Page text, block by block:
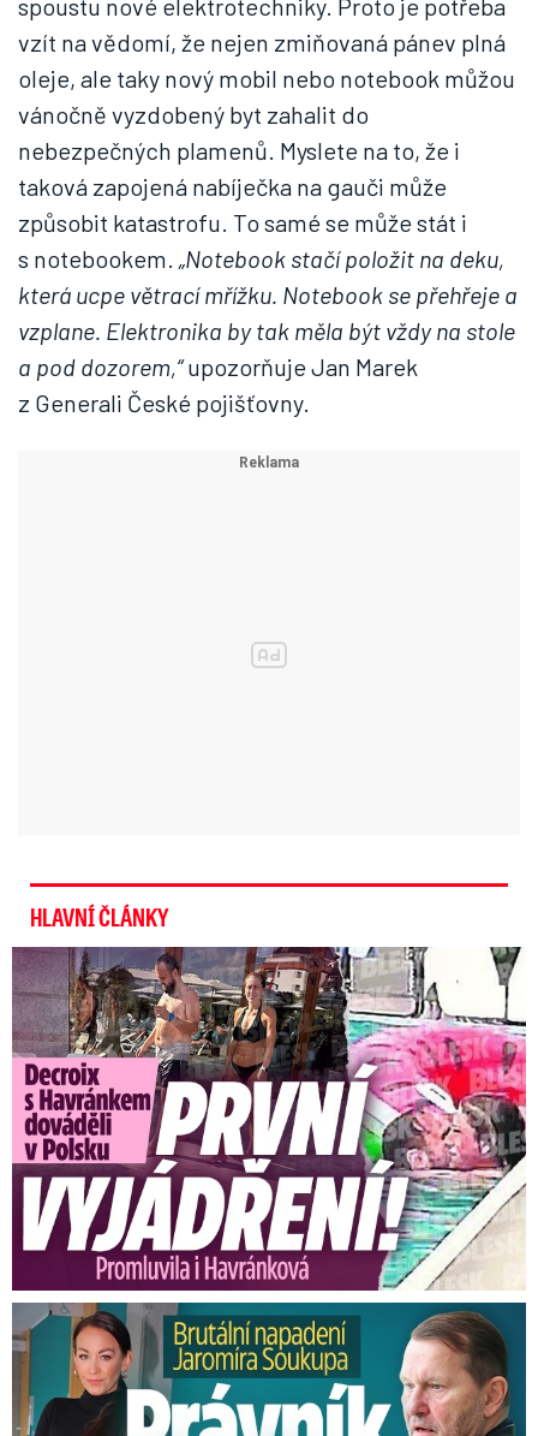
spoustu nové elektrotechniky. Proto je potřeba
vzít na vědomí, že nejen zmiňovaná pánev plná
oleje, ale taky nový mobil nebo notebook můžou
vánočně vyzdobený byt zahalit do
nebezpečných plamenů. Myslete na to, že i
taková zapojená nabíječka na gauči může
způsobit katastrofu. To samé se může stát i
s notebookem. „Notebook stačí položit na deku,
která ucpe větrací mřížku. Notebook se přehřeje a
vzplane. Elektronika by tak měla být vždy na stole
a pod dozorem,“upozorňuje Jan Marek
z Generali České pojišťovny.
HLAVNÍ ČLÁNKY
Exministryně s Havránkem dováděli v Polsku: První slova!
Brutální napadení Soukupa. Právník Agáty promluvil